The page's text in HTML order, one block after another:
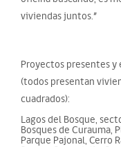
viviendas juntos.”
Proyectos presentes y
(todos presentan
cuadrados):
Lagos del Bosque,
Bosques de Curauma,
Parque Pajonal, Cerro